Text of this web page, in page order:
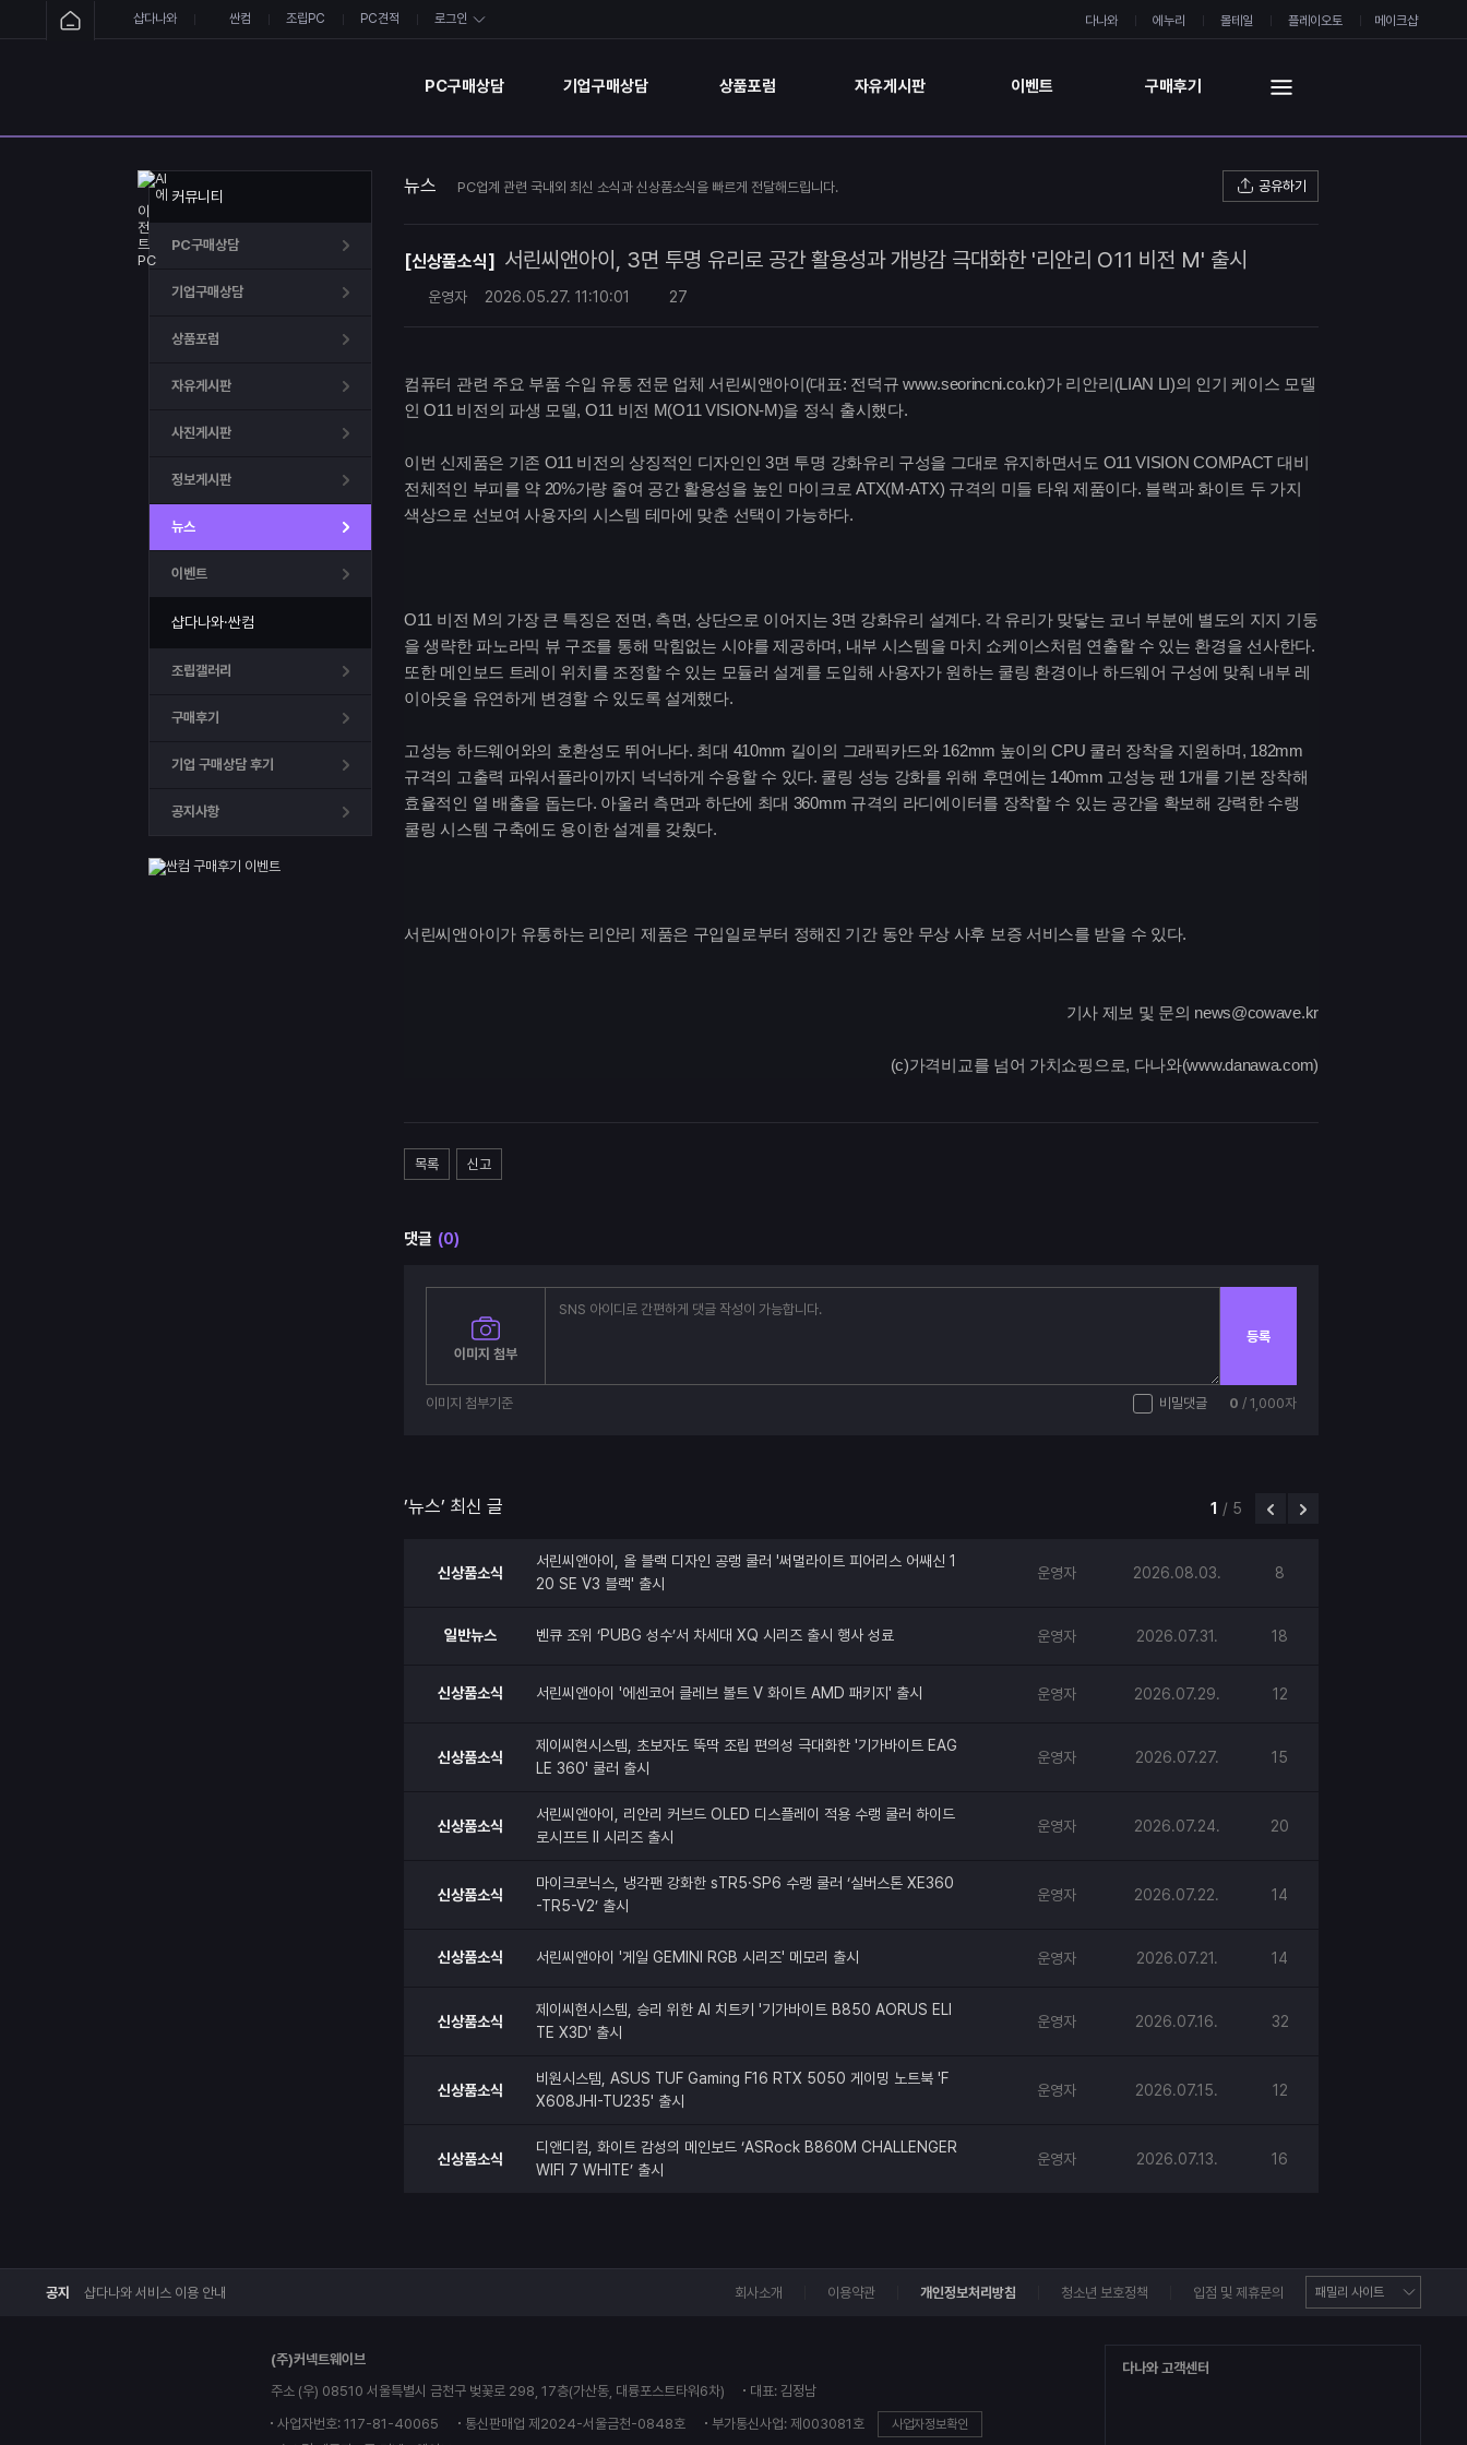
샵다나와 싼컴 조립PC PC견적 로그인 다나와 에누리 몰테일 플레이오토 메이크샵
PC구매상담 기업구매상담 상품포럼 자유게시판 이벤트 구매후기
커뮤니티
PC구매상담
기업구매상담
상품포럼
자유게시판
사진게시판
정보게시판
뉴스
이벤트
샵다나와·싼컴
조립갤러리
구매후기
기업 구매상담 후기
공지사항
뉴스 PC업계 관련 국내외 최신 소식과 신상품소식을 빠르게 전달해드립니다. 공유하기
[신상품소식] 서린씨앤아이, 3면 투명 유리로 공간 활용성과 개방감 극대화한 '리안리 O11 비전 M' 출시
운영자 2026.05.27. 11:10:01 27
컴퓨터 관련 주요 부품 수입 유통 전문 업체 서린씨앤아이(대표: 전덕규 www.seorincni.co.kr)가 리안리(LIAN LI)의 인기 케이스 모델
인 O11 비전의 파생 모델, O11 비전 M(O11 VISION-M)을 정식 출시했다.
이번 신제품은 기존 O11 비전의 상징적인 디자인인 3면 투명 강화유리 구성을 그대로 유지하면서도 O11 VISION COMPACT 대비
전체적인 부피를 약 20%가량 줄여 공간 활용성을 높인 마이크로 ATX(M-ATX) 규격의 미들 타워 제품이다. 블랙과 화이트 두 가지
색상으로 선보여 사용자의 시스템 테마에 맞춘 선택이 가능하다.
O11 비전 M의 가장 큰 특징은 전면, 측면, 상단으로 이어지는 3면 강화유리 설계다. 각 유리가 맞닿는 코너 부분에 별도의 지지 기둥
을 생략한 파노라믹 뷰 구조를 통해 막힘없는 시야를 제공하며, 내부 시스템을 마치 쇼케이스처럼 연출할 수 있는 환경을 선사한다.
또한 메인보드 트레이 위치를 조정할 수 있는 모듈러 설계를 도입해 사용자가 원하는 쿨링 환경이나 하드웨어 구성에 맞춰 내부 레
이아웃을 유연하게 변경할 수 있도록 설계했다.
고성능 하드웨어와의 호환성도 뛰어나다. 최대 410mm 길이의 그래픽카드와 162mm 높이의 CPU 쿨러 장착을 지원하며, 182mm
규격의 고출력 파워서플라이까지 넉넉하게 수용할 수 있다. 쿨링 성능 강화를 위해 후면에는 140mm 고성능 팬 1개를 기본 장착해
효율적인 열 배출을 돕는다. 아울러 측면과 하단에 최대 360mm 규격의 라디에이터를 장착할 수 있는 공간을 확보해 강력한 수랭
쿨링 시스템 구축에도 용이한 설계를 갖췄다.
서린씨앤아이가 유통하는 리안리 제품은 구입일로부터 정해진 기간 동안 무상 사후 보증 서비스를 받을 수 있다.
기사 제보 및 문의 news@cowave.kr
(c)가격비교를 넘어 가치쇼핑으로, 다나와(www.danawa.com)
목록 신고
댓글 (0)
이미지 첨부
등록
이미지 첨부기준 비밀댓글 0 / 1,000자
’뉴스’ 최신 글 1 / 5
신상품소식
서린씨앤아이, 올 블랙 디자인 공랭 쿨러 '써멀라이트 피어리스 어쌔신 1
20 SE V3 블랙' 출시
운영자 2026.08.03. 8
일반뉴스 벤큐 조위 ‘PUBG 성수’서 차세대 XQ 시리즈 출시 행사 성료 운영자 2026.07.31. 18
신상품소식 서린씨앤아이 '에센코어 클레브 볼트 V 화이트 AMD 패키지' 출시 운영자 2026.07.29. 12
신상품소식
제이씨현시스템, 초보자도 뚝딱 조립 편의성 극대화한 '기가바이트 EAG
LE 360' 쿨러 출시
운영자 2026.07.27. 15
신상품소식
서린씨앤아이, 리안리 커브드 OLED 디스플레이 적용 수랭 쿨러 하이드
로시프트 II 시리즈 출시
운영자 2026.07.24. 20
신상품소식
마이크로닉스, 냉각팬 강화한 sTR5·SP6 수랭 쿨러 ‘실버스톤 XE360
-TR5-V2’ 출시
운영자 2026.07.22. 14
신상품소식 서린씨앤아이 '게일 GEMINI RGB 시리즈' 메모리 출시 운영자 2026.07.21. 14
신상품소식
제이씨현시스템, 승리 위한 AI 치트키 '기가바이트 B850 AORUS ELI
TE X3D' 출시
운영자 2026.07.16. 32
신상품소식
비원시스템, ASUS TUF Gaming F16 RTX 5050 게이밍 노트북 'F
X608JHI-TU235' 출시
운영자 2026.07.15. 12
신상품소식
디앤디컴, 화이트 감성의 메인보드 ‘ASRock B860M CHALLENGER
WIFI 7 WHITE’ 출시
운영자 2026.07.13. 16
공지 샵다나와 서비스 이용 안내 회사소개 이용약관 개인정보처리방침 청소년 보호정책 입점 및 제휴문의
(주)커넥트웨이브
주소 (우) 08510 서울특별시 금천구 벚꽃로 298, 17층(가산동, 대륭포스트타워6차)
대표: 김정남
사업자번호: 117-81-40065
통신판매업 제2024-서울금천-0848호 부가통신사업: 제003081호 사업자정보확인
다나와 고객센터